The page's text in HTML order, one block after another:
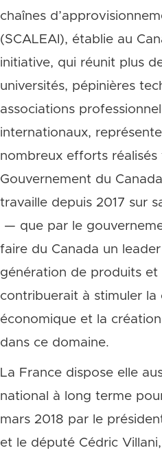
chaînes
(SCALEAI), établie au
initiative, qui réunit plus
universités, pépinières
associations
internationaux,
nombreux efforts
Gouvernement du
travaille depuis 2017 sur
— que par le
faire du Canada un
génération de produits et
contribuerait à stimuler la
économique et la
dans ce domaine.
La France dispose elle
national à long terme
mars 2018 par le
et le député Cédric